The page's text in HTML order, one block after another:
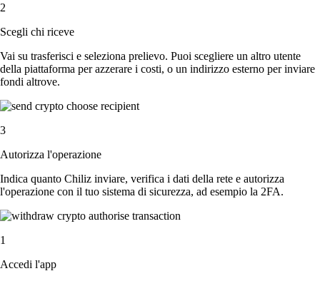
2
Scegli chi riceve
Vai su trasferisci e seleziona prelievo. Puoi scegliere un altro utente
della piattaforma per azzerare i costi, o un indirizzo esterno per inviare
fondi altrove.
3
Autorizza l'operazione
Indica quanto Chiliz inviare, verifica i dati della rete e autorizza
l'operazione con il tuo sistema di sicurezza, ad esempio la 2FA.
1
Accedi l'app